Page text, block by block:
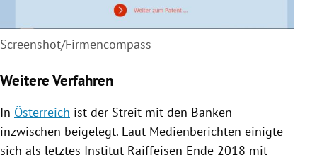
Screenshot/Firmencompass
Weitere Verfahren
In Österreich ist der Streit mit den Banken
inzwischen beigelegt. Laut Medienberichten einigte
sich als letztes Institut Raiffeisen Ende 2018 mit